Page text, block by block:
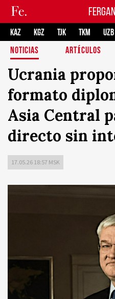
KAZ KGZ TJK TKM UZB
NOTICIAS
ARTÍCULOS
Ucrania
formato
Asia Central
directo sin
17.05.26 18:57 MSK